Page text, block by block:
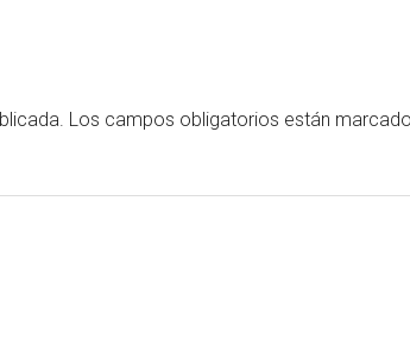
Los campos obligatorios están